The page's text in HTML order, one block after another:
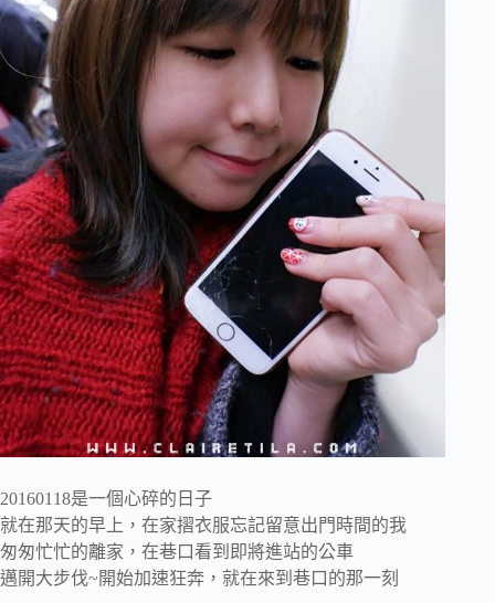
20160118是一個心碎的日子
就在那天的早上，在家摺衣服忘記留意出門時間的我
匆匆忙忙的離家，在巷口看到即將進站的公車
邁開大步伐~開始加速狂奔，就在來到巷口的那一刻